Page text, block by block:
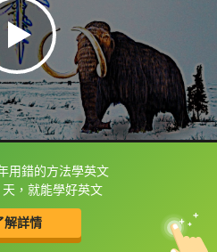
用錯的方法學英文
，就能學好英文
解詳情
可以直接查字典喔！
中
英